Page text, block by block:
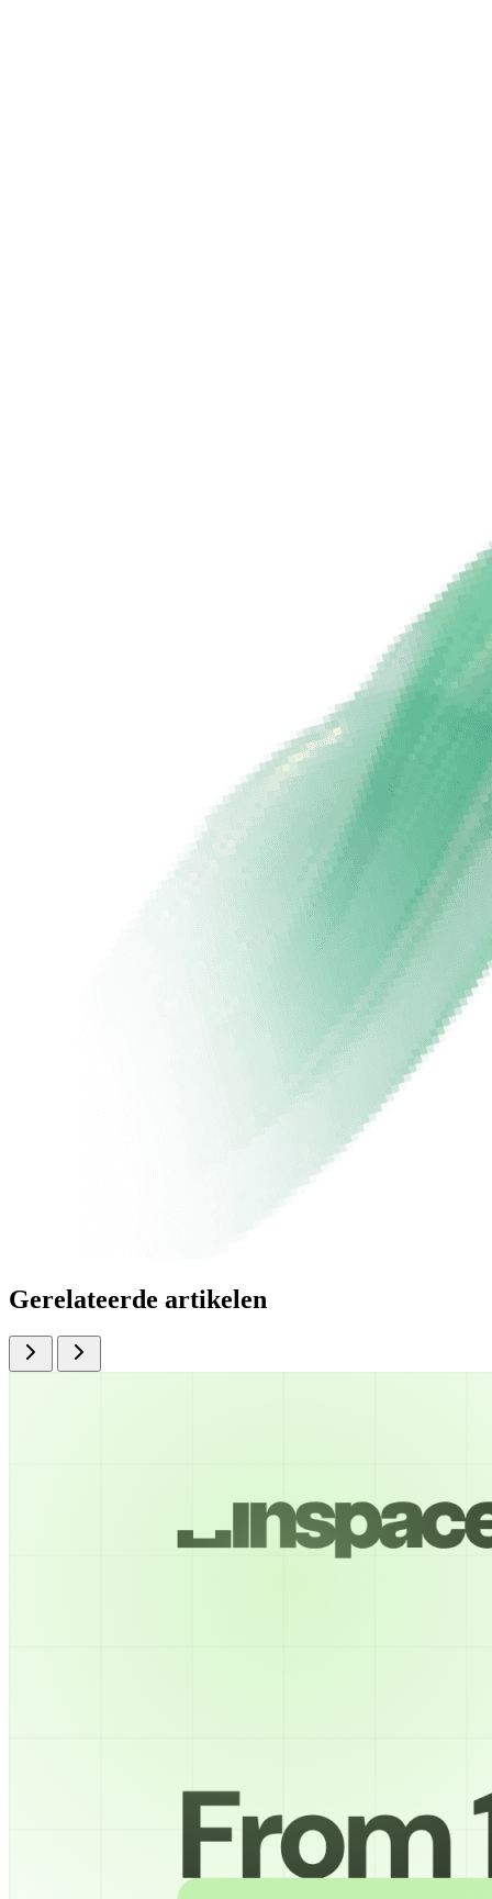
Gerelateerde artikelen